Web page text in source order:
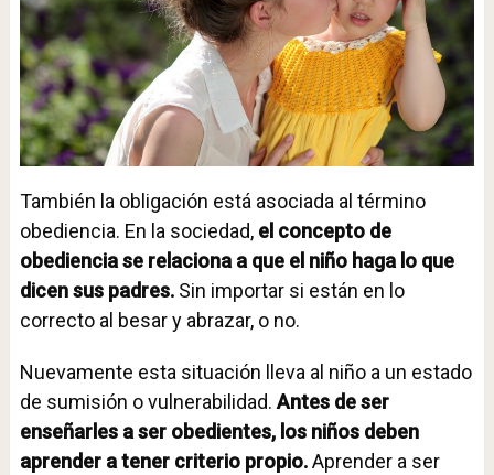
También la obligación está asociada al término
obediencia. En la sociedad, el concepto de
obediencia se relaciona a que el niño haga lo que
dicen sus padres.Sin importar si están en lo
correcto al besar y abrazar, o no.
Nuevamente esta situación lleva al niño a un estado
de sumisión o vulnerabilidad.Antes de ser
enseñarles a ser obedientes, los niños deben
aprender a tener criterio propio.Aprender a ser